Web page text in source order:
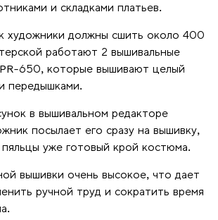
и складками платьев.
художники должны сшить около 400
работают 2 вышивальные
650, которые вышивают целый
передышками.
в вышивальном редакторе
посылает его сразу на вышивку,
пяльцы уже готовый крой костюма.
вышивки очень высокое, что дает
ручной труд и сократить время